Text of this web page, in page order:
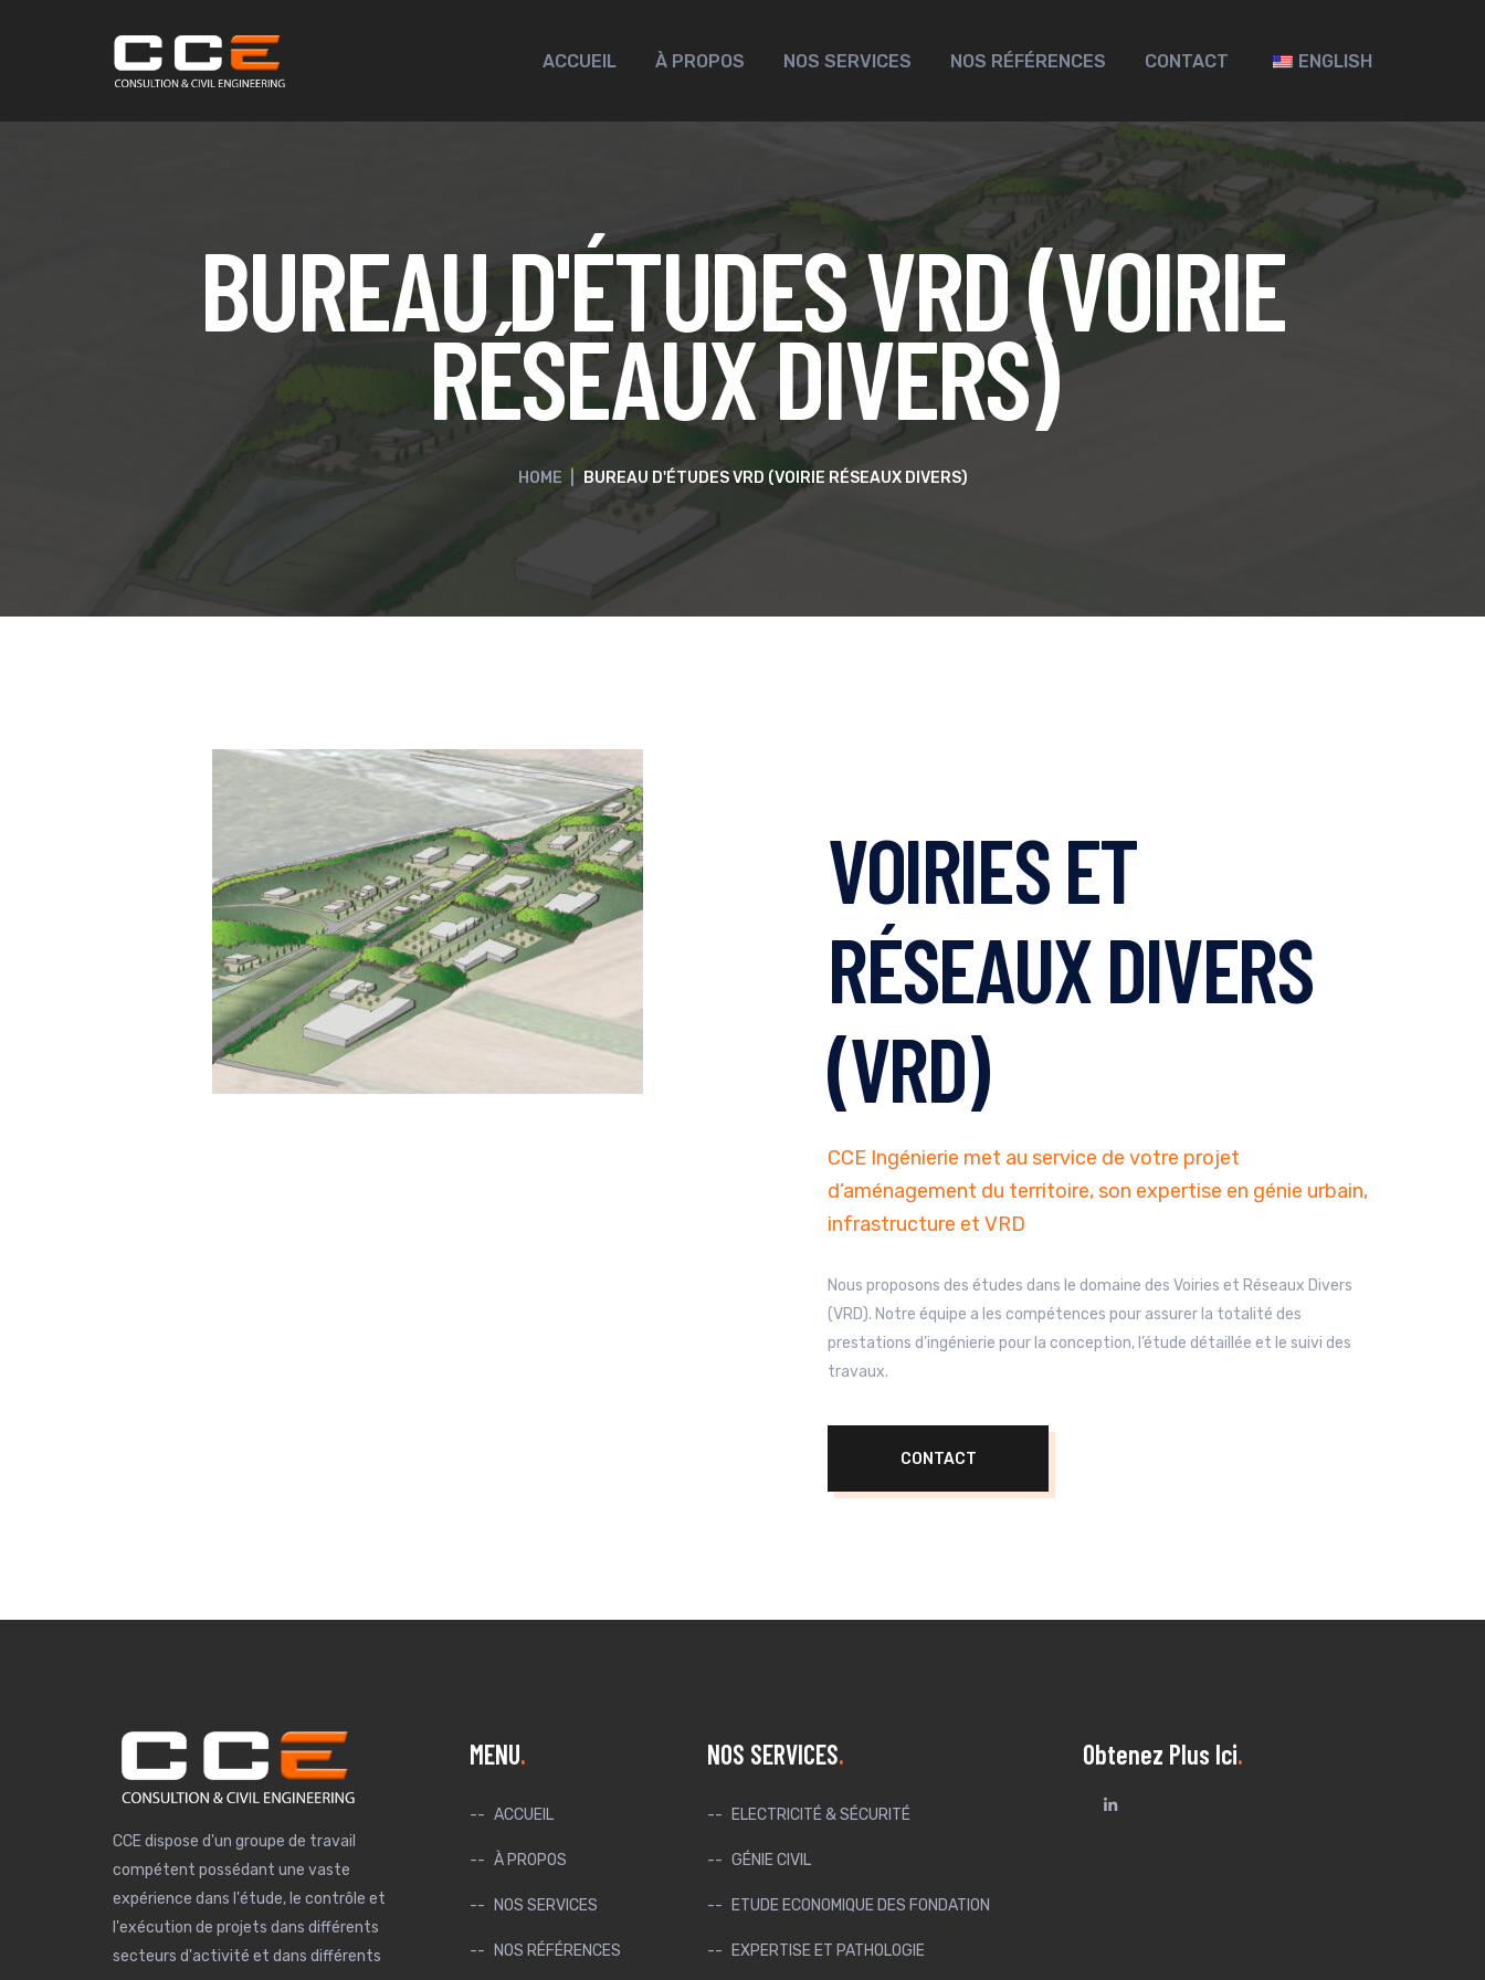
ACCUEIL À PROPOS NOS SERVICES NOS RÉFÉRENCES CONTACT ENGLISH
BUREAU D'ÉTUDES VRD (VOIRIE
RÉSEAUX DIVERS)
HOME BUREAU D'ÉTUDES VRD (VOIRIE RÉSEAUX DIVERS)
VOIRIES ET
RÉSEAUX DIVERS
(VRD)
CCE Ingénierie met au service de votre projet
d’aménagement du territoire, son expertise en génie urbain,
infrastructure et VRD
Nous proposons des études dans le domaine des Voiries et Réseaux Divers
(VRD). Notre équipe a les compétences pour assurer la totalité des
prestations d’ingénierie pour la conception, l’étude détaillée et le suivi des
travaux.
CONTACT
CCE dispose d'un groupe de travail
compétent possédant une vaste
expérience dans l'étude, le contrôle et
l'exécution de projets dans différents
secteurs d'activité et dans différents
MENU
ACCUEIL
À PROPOS
NOS SERVICES
NOS RÉFÉRENCES
NOS SERVICES
ELECTRICITÉ & SÉCURITÉ
GÉNIE CIVIL
ETUDE ECONOMIQUE DES FONDATION
EXPERTISE ET PATHOLOGIE
Obtenez Plus Ici